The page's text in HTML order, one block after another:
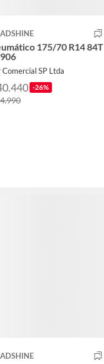
175/70 R14 84T
Comercial SP Ltda
-26%